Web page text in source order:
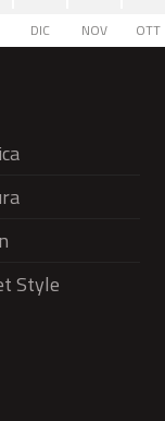
DIC NOV OTT
Style